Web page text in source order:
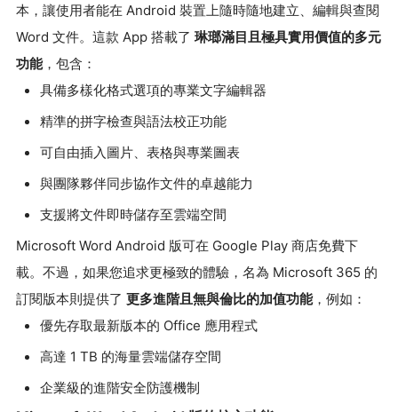
本，讓使用者能在 Android 裝置上隨時隨地建立、編輯與查閱
Word 文件。這款 App 搭載了 琳瑯滿目且極具實用價值的多元
功能，包含：
具備多樣化格式選項的專業文字編輯器
精準的拼字檢查與語法校正功能
可自由插入圖片、表格與專業圖表
與團隊夥伴同步協作文件的卓越能力
支援將文件即時儲存至雲端空間
Microsoft Word Android 版可在 Google Play 商店免費下
載。不過，如果您追求更極致的體驗，名為 Microsoft 365 的
訂閱版本則提供了 更多進階且無與倫比的加值功能，例如：
優先存取最新版本的 Office 應用程式
高達 1 TB 的海量雲端儲存空間
企業級的進階安全防護機制